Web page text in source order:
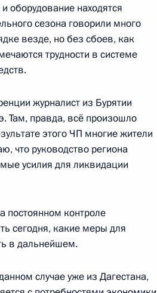
оборудование находятся
сезона говорили много
везде, но без сбоев, как
трудности в системе
журналист из Бурятии
Там, правда, всё произошло
этого ЧП многие жители
что руководство региона
усилия для ликвидации
постоянном контроле
сегодня, какие меры для
в дальнейшем.
случае уже из Дагестана,